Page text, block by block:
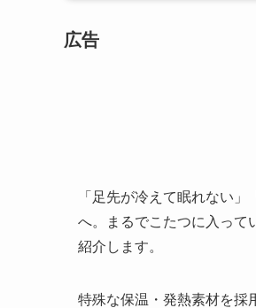
広告
「足先が冷えて眠れない
へ。まるでこたつに入って
紹介します。
特殊な保温・発熱素材を採